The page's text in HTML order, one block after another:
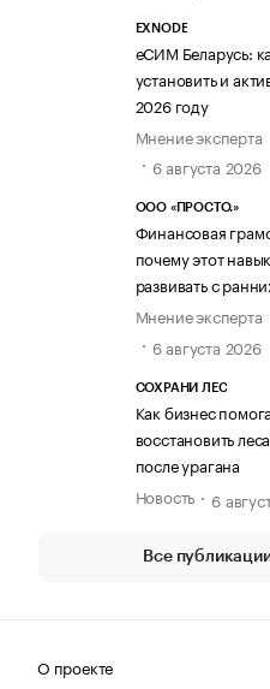
EXNODE
еСИМ Беларусь:
установить и
2026 году
Мнение эксперта
6 августа 2026
ООО «ПРОСТО.»
Финансовая
почему этот
развивать с
Мнение эксперта
6 августа 2026
СОХРАНИ ЛЕС
Как бизнес
восстановить
после урагана
Новость
6
Все
О проекте